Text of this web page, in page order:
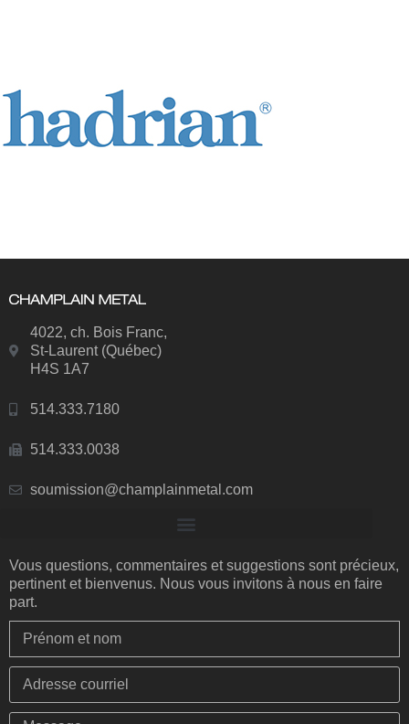
4022, ch. Bois Franc,
St-Laurent (Québec)
H4S 1A7
514.333.7180
514.333.0038
soumission@champlainmetal.com
Vous questions, commentaires et suggestions sont précieux,
pertinent et bienvenus. Nous vous invitons à nous en faire
part.